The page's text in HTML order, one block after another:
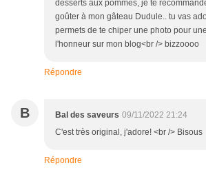
desserts aux pommes, je te
goûter à mon gâteau Dudule.. tu vas
permets de te chiper une photo pour
l'honneur sur mon blog<br /> bizzoooo
Répondre
B Bal des saveurs 09/11/2022 21:24
C'est très original, j'adore! <br /> Bisous
Répondre